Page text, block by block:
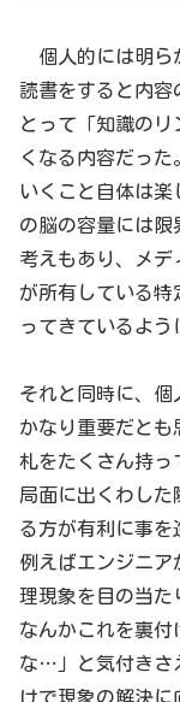
個人的には明ら
読書をすると内容
とって「知識の
くなる内容だっ
いくこと自体は楽
の脳の容量には限
考えもあり、メデ
が所有している特
ってきているよう
それと同時に、個
かなり重要だと
札をたくさん持っ
局面に出くわした
る方が有利に事を
例えばエンジニア
理現象を目の当た
なんかこれを裏付
な…」と気付きさ
けで現象の解決